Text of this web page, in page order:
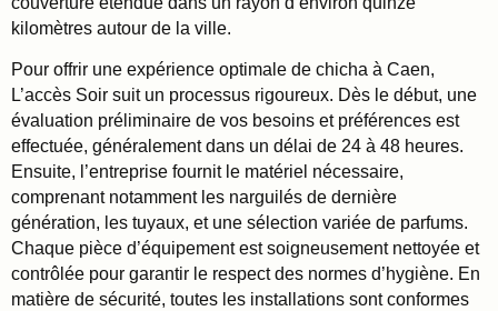
kilomètres autour de la ville.
Pour offrir une expérience optimale de chicha à Caen,
L’accès Soir suit un processus rigoureux. Dès le début, une
évaluation préliminaire de vos besoins et préférences est
effectuée, généralement dans un délai de 24 à 48 heures.
Ensuite, l’entreprise fournit le matériel nécessaire,
comprenant notamment les narguilés de dernière
génération, les tuyaux, et une sélection variée de parfums.
Chaque pièce d’équipement est soigneusement nettoyée et
contrôlée pour garantir le respect des normes d’hygiène. En
matière de sécurité, toutes les installations sont conformes